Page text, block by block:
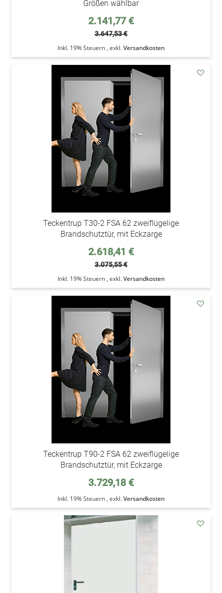
Größen wählbar
Sonderpreis
2.141,77 €
3.647,53 €
Inkl. 19% Steuern , exkl.Versandkosten
Teckentrup T30-2 FSA 62 zweiflügelige
Brandschutztür, mit Eckzarge
Sonderpreis
2.618,41 €
3.075,55 €
Inkl. 19% Steuern , exkl.Versandkosten
Teckentrup T90-2 FSA 62 zweiflügelige
Brandschutztür, mit Eckzarge
3.729,18 €
Inkl. 19% Steuern , exkl.Versandkosten